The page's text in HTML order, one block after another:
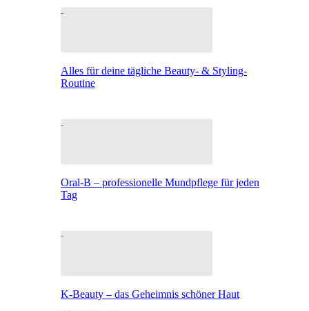
Alles für deine tägliche Beauty- & Styling-
Routine
Oral-B – professionelle Mundpflege für jeden
Tag
K-Beauty – das Geheimnis schöner Haut